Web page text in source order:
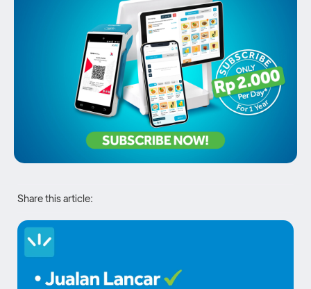
Share this article: